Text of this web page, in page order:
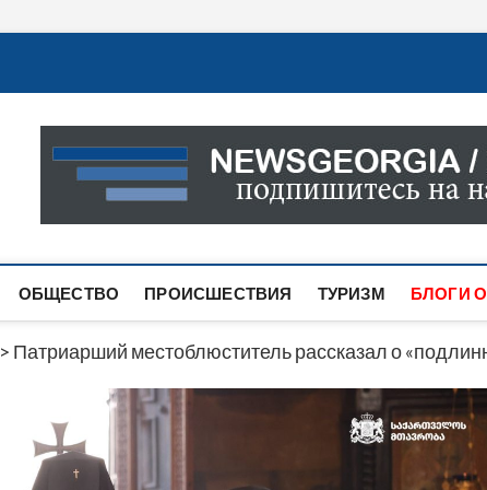
Новости Грузии
САМАЯ АКТУАЛЬНАЯ ИНФОРМАЦИЯ О СОБЫТИЯХ
САЙТЕ ВЫ НАЙДЕТЕ НОВОСТИ ПОЛИТИКИ,
ОБЩЕСТВО ПРОИСШЕСТВИЯ ТУРИЗМ БЛОГИ
> Патриарший местоблюститель рассказал о